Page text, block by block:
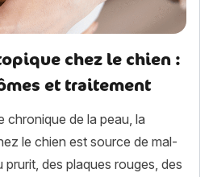
chez le chien :
et traitement
chronique de la peau, la
le chien est source de mal-
prurit, des plaques rouges, des